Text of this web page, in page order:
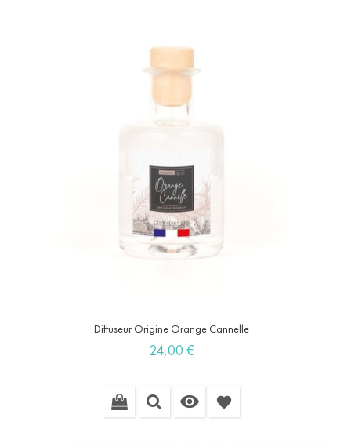
Diffuseur Origine Orange Cannelle
Prix
24,00 €
 favorite